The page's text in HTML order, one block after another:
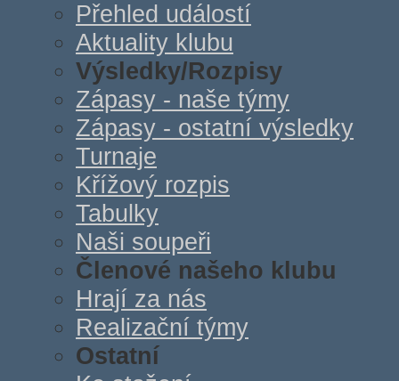
Přehled událostí
Aktuality klubu
Výsledky/Rozpisy
Zápasy - naše týmy
Zápasy - ostatní výsledky
Turnaje
Křížový rozpis
Tabulky
Naši soupeři
Členové našeho klubu
Hrají za nás
Realizační týmy
Ostatní